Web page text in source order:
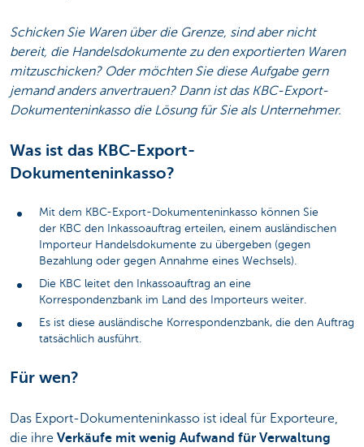
Schicken Sie Waren über die Grenze, sind aber nicht
bereit, die Handelsdokumente zu den exportierten Waren
mitzuschicken? Oder möchten Sie diese Aufgabe gern
jemand anders anvertrauen? Dann ist das KBC-Export-
Dokumenteninkasso die Lösung für Sie als Unternehmer.
Was ist das KBC-Export-
Dokumenteninkasso?
Mit dem KBC-Export-Dokumenteninkasso können Sie
der KBC den Inkassoauftrag erteilen, einem ausländischen
Importeur Handelsdokumente zu übergeben (gegen
Bezahlung oder gegen Annahme eines Wechsels).
Die KBC leitet den Inkassoauftrag an eine
Korrespondenzbank im Land des Importeurs weiter.
Es ist diese ausländische Korrespondenzbank, die den Auftrag
tatsächlich ausführt.
Für wen?
Das Export-Dokumenteninkasso ist ideal für Exporteure,
die ihre Verkäufe mit wenig Aufwand für Verwaltung